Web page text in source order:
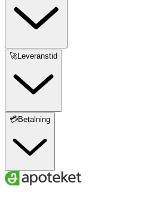
🚀Leveranstid
💳Betalning